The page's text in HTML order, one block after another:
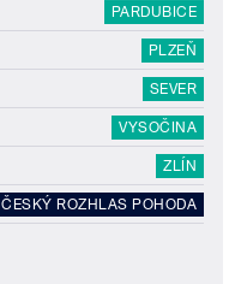
PARDUBICE
PLZEŇ
SEVER
VYSOČINA
ZLÍN
ČESKÝ ROZHLAS POHODA